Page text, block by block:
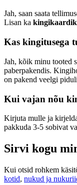
Jah, saan saata
Lisan ka
Kas kingitusega
Jah, kõik minu tooted
paberpakendis.
on pakend veelgi
Kui vajan nõu
Kirjuta mulle ja
pakkuda 3-5 sobivat
Sirvi kogu
Kui otsid rohkem
kotid, nukud ja